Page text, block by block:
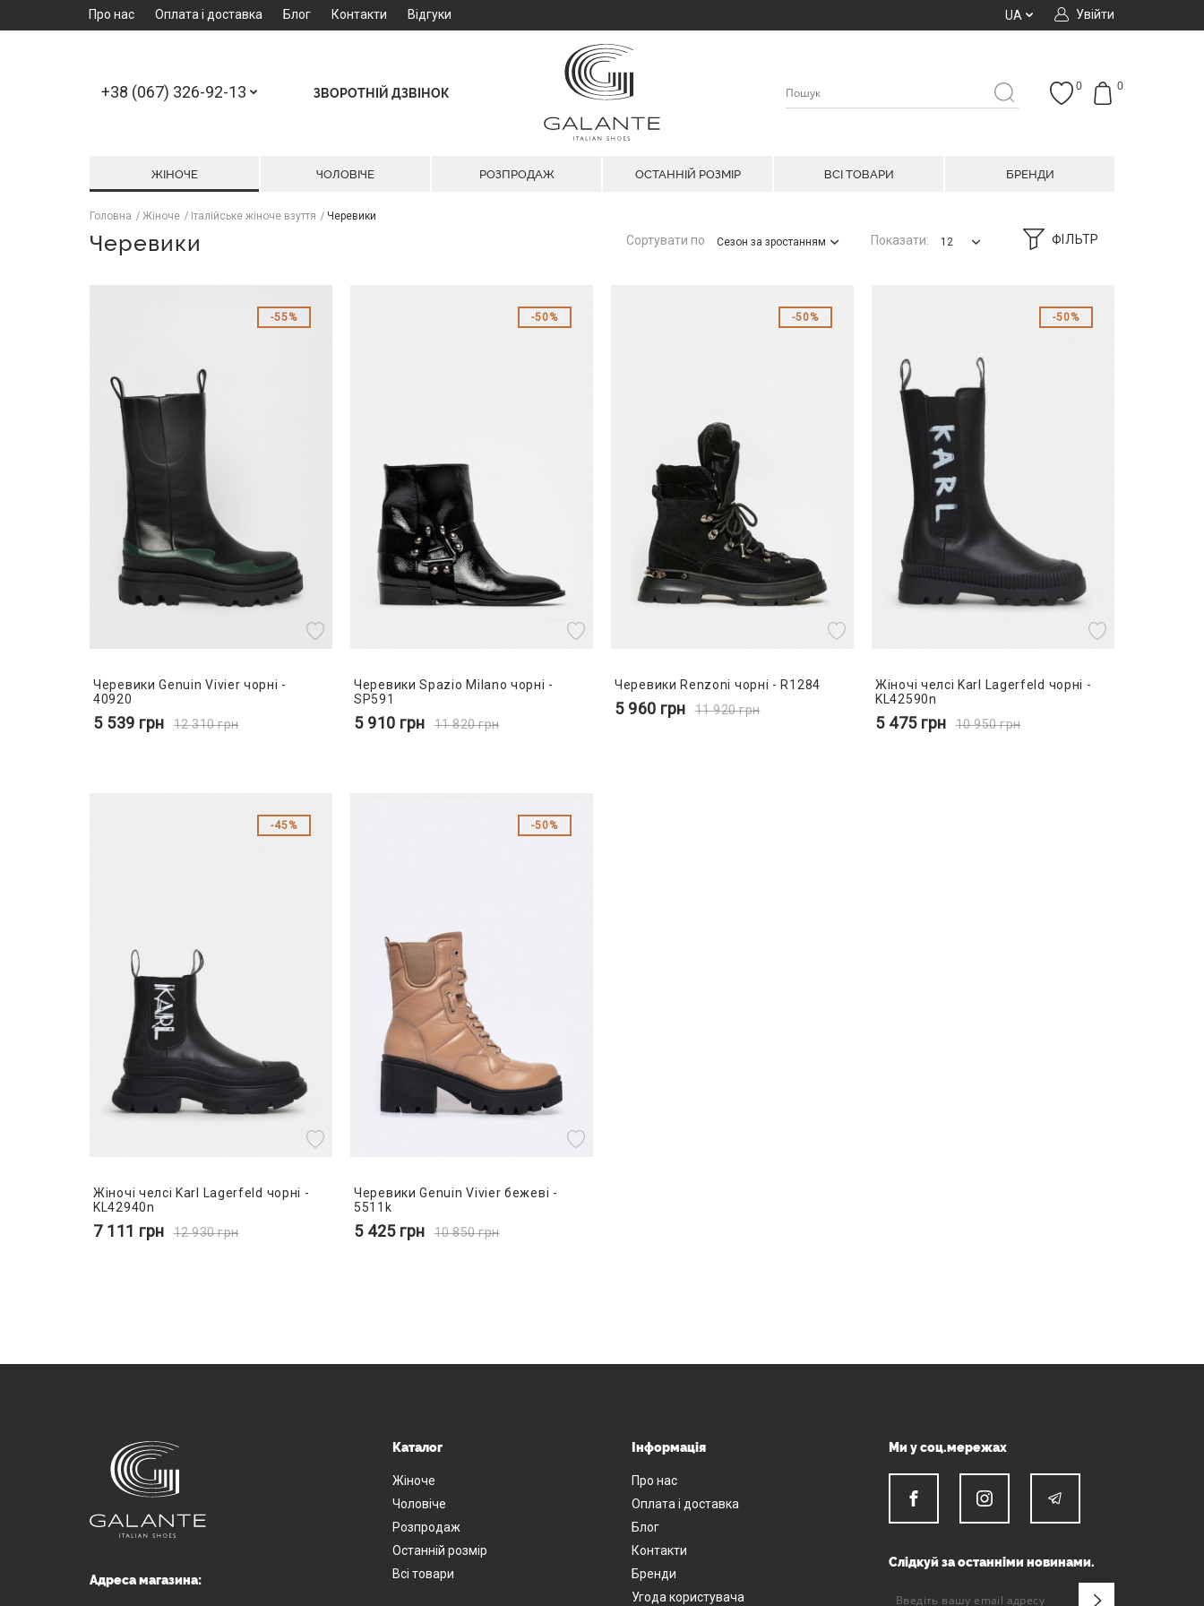
Про нас Оплата і доставка Блог Контакти Відгуки Увійти
UA
+38 (067) 326-92-13 ЗВОРОТНІЙ ДЗВІНОК
0
0
ЖІНОЧЕ ЧОЛОВІЧЕ РОЗПРОДАЖ ОСТАННІЙ РОЗМІР ВСІ ТОВАРИ БРЕНДИ
Головна Жіноче Італійське жіноче взуття Черевики
Черевики ФІЛЬТР
Сортувати по Сезон за зростанням Показати: 12
55%
Черевики Genuin Vivier чорні -
40920
5 539 грн 12 310грн
50%
Черевики Spazio Milano чорні -
SP591
5 910 грн 11 820грн
50%
Черевики Renzoni чорні - R1284
5 960 грн 11 920грн
50%
Жіночі челсі Karl Lagerfeld чорні -
KL42590n
5 475 грн 10 950грн
45%
Жіночі челсі Karl Lagerfeld чорні -
KL42940n
7 111 грн 12 930грн
50%
Черевики Genuin Vivier бежеві -
5511k
5 425 грн 10 850грн
Адреса магазина:
Каталог
Жіноче
Чоловіче
Розпродаж
Останній розмір
Всі товари
Інформація
Про нас
Оплата і доставка
Блог
Контакти
Бренди
Угода користувача
Ми у соц.мережах
Слідкуй за останніми новинами.